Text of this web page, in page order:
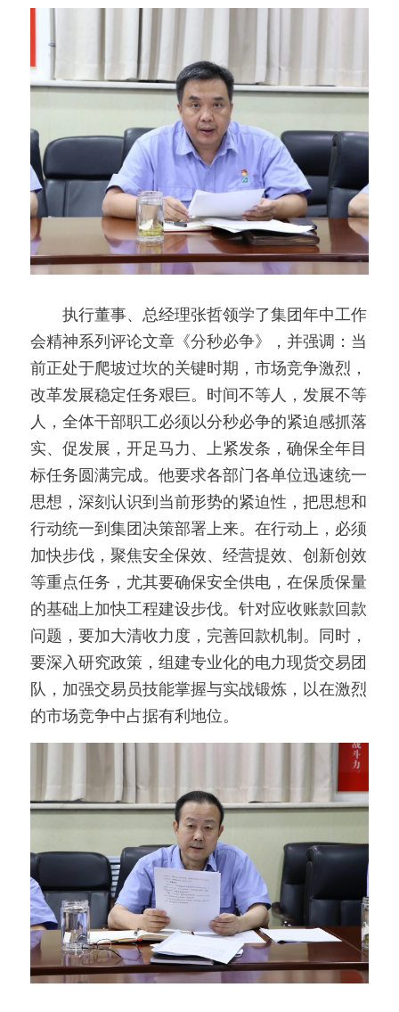
执行董事、总经理张哲领学了集团年中工作
会精神系列评论文章《分秒必争》
，并强调：当
前正处于爬坡过坎的关键时期，市场竞争激烈，
改革发展稳定任务艰巨。时间不等人，发展不等
人，全体干部职工必须以分秒必争的紧迫感抓落
实、促发展，开足马力、上紧发条，确保全年目
标任务圆满完成。他要求各部门各单位迅速统一
思想，深刻认识到当前形势的紧迫性，把思想和
行动统一到集团决策部署上来。在行动上，必须
加快步伐，聚焦安全保效、经营提效、创新创效
等重点任务，尤其要确保安全供电，在保质保量
的基础上加快工程建设步伐。针对应收账款回款
问题，要加大清收力度，完善回款机制。同时，
要深入研究政策，组建专业化的电力现货交易团
队，加强交易员技能掌握与实战锻炼，以在激烈
的市场竞争中占据有利地位。